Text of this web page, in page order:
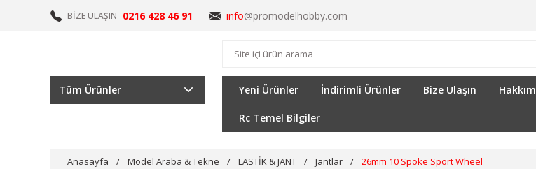
BİZE ULAŞIN 0216 428 46 91 info@promodelhobby.com
Tüm Ürünler Yeni Ürünler İndirimli Ürünler Bize Ulaşın
Rc Temel Bilgiler
Anasayfa Model Araba & Tekne LASTİK & JANT Jantlar 26mm 10 Spoke Sport Wheel